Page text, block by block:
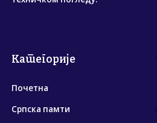
Категорије
Почетна
Српска памти